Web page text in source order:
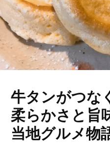
牛タンがつな
柔らかさと旨
当地グルメ物